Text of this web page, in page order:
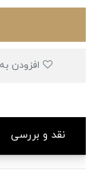
نقد و بررسی